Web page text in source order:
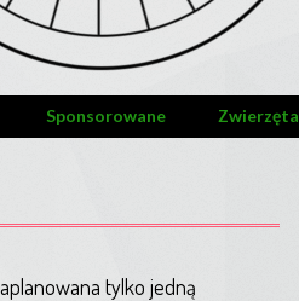
Sponsorowane Zwierzęta
tylko jedną